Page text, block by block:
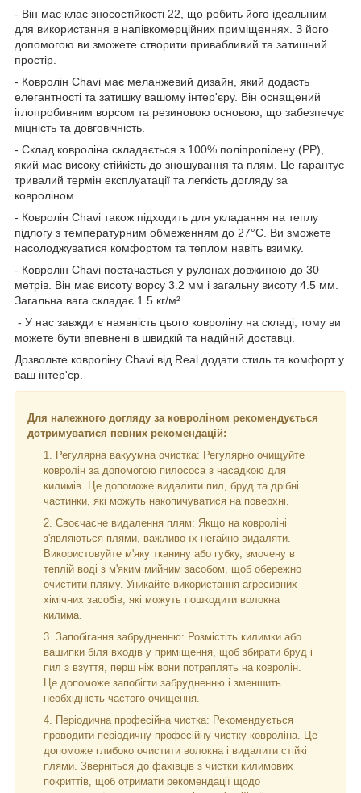
- Він має клас зносостійкості 22, що робить його ідеальним
для використання в напівкомерційних приміщеннях. З його
допомогою ви зможете створити привабливий та затишний
простір.
- Ковролін Chavi має меланжевий дизайн, який додасть
елегантності та затишку вашому інтер'єру. Він оснащений
іглопробивним ворсом та резиновою основою, що забезпечує
міцність та довговічність.
- Склад ковроліна складається з 100% поліпропілену (РР),
який має високу стійкість до зношування та плям. Це гарантує
тривалий термін експлуатації та легкість догляду за
ковроліном.
- Ковролін Chavi також підходить для укладання на теплу
підлогу з температурним обмеженням до 27°C. Ви зможете
насолоджуватися комфортом та теплом навіть взимку.
- Ковролін Chavi постачається у рулонах довжиною до 30
метрів. Він має висоту ворсу 3.2 мм і загальну висоту 4.5 мм.
Загальна вага складає 1.5 кг/м².
- У нас завжди є наявність цього ковроліну на складі, тому ви
можете бути впевнені в швидкій та надійній доставці.
Дозвольте ковроліну Chavi від Real додати стиль та комфорт у
ваш інтер'єр.
Для належного догляду за ковроліном рекомендується
дотримуватися певних рекомендацій:
Регулярна вакуумна очистка: Регулярно очищуйте
ковролін за допомогою пилососа з насадкою для
килимів. Це допоможе видалити пил, бруд та дрібні
частинки, які можуть накопичуватися на поверхні.
Своєчасне видалення плям: Якщо на ковроліні
з'являються плями, важливо їх негайно видаляти.
Використовуйте м'яку тканину або губку, змочену в
теплій воді з м'яким мийним засобом, щоб обережно
очистити пляму. Уникайте використання агресивних
хімічних засобів, які можуть пошкодити волокна
килима.
Запобігання забрудненню: Розмістіть килимки або
вашипки біля входів у приміщення, щоб збирати бруд і
пил з взуття, перш ніж вони потраплять на ковролін.
Це допоможе запобігти забрудненню і зменшить
необхідність частого очищення.
Періодична професійна чистка: Рекомендується
проводити періодичну професійну чистку ковроліна. Це
допоможе глибоко очистити волокна і видалити стійкі
плями. Зверніться до фахівців з чистки килимових
покриттів, щоб отримати рекомендації щодо